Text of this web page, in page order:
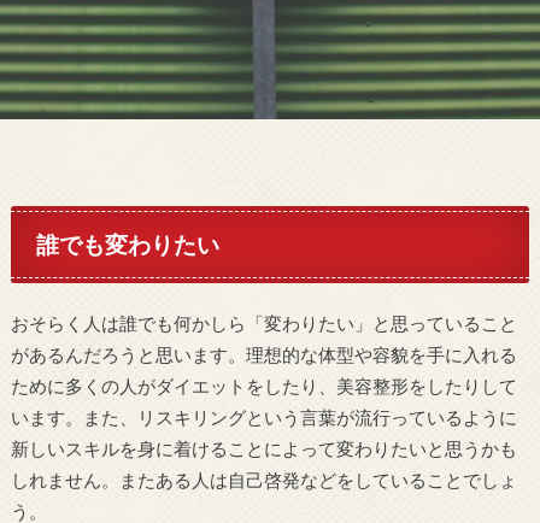
誰でも変わりたい
おそらく人は誰でも何かしら「変わりたい」と思っていること
があるんだろうと思います。理想的な体型や容貌を手に入れる
ために多くの人がダイエットをしたり、美容整形をしたりして
います。また、リスキリングという言葉が流行っているように
新しいスキルを身に着けることによって変わりたいと思うかも
しれません。またある人は自己啓発などをしていることでしょ
う。